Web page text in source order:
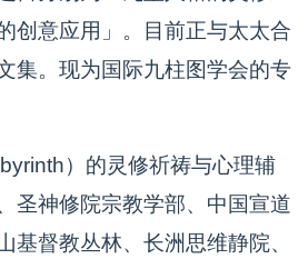
创意应用」。目前正与太太合
集。现为国际九柱图学会的专
）的灵修祈祷与心理辅
圣神修院宗教学部、中国宣道
基督教丛林、长洲思维静院、